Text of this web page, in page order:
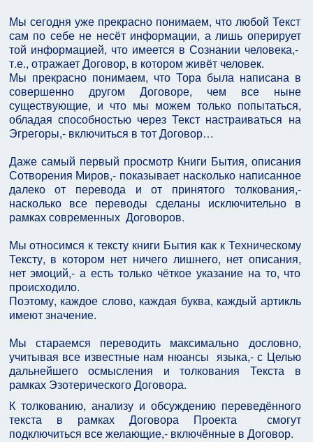
Мы сегодня уже прекрасно понимаем, что любой Текст
сам по себе не несёт информации, а лишь оперирует
той информацией, что имеется в Сознании человека,-
т.е., отражает Договор, в котором живёт человек.
Мы прекрасно понимаем, что Тора была написана в
совершенно другом Договоре, чем все ныне
существующие, и что мы можем только попытаться,
обладая способностью через Текст настраиваться на
Эгрегоры,- включиться в тот Договор…
Даже самый первый просмотр Книги Бытия, описания
Сотворения Миров,- показывает насколько написанное
далеко от перевода и от принятого толкования,-
насколько все переводы сделаны исключительно в
рамках современных Договоров.
Мы относимся к тексту книги Бытия как к Техническому
Тексту, в котором нет ничего лишнего, нет описания,
нет эмоций,- а есть только чёткое указание на то, что
происходило.
Поэтому, каждое слово, каждая буква, каждый артикль
имеют значение.
Мы стараемся переводить максимально дословно,
учитывая все известные нам нюансы языка,- с Целью
дальнейшего осмысления и толкования Текста в
рамках Эзотерического Договора.
К толкованию, анализу и обсуждению переведённого
текста в рамках Договора Проекта смогут
подключиться все желающие,- включённые в Договор.